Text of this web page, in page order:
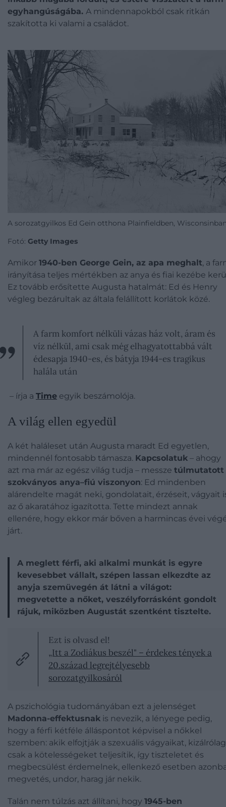
egyhangúságába. A mindennapokból csak ritkán
szakította ki valami a családot.
A sorozatgyilkos Ed Gein otthona Plainfieldben,
Fotó: Getty Images
Amikor 1940-ben George Gein, az apa meghalt, a
irányítása teljes mértékben az anya és fiai kezébe
Ez tovább erősítette Augusta hatalmát: Ed és Henry
végleg bezárultak az általa felállított korlátok közé.
A farm komfort nélküli vázas ház volt, áram és
víz nélkül, ami csak még elhagyatottabbá vált
édesapja 1940-es, és bátyja 1944-es tragikus
halála után
– írja a Time egyik beszámolója.
A világ ellen egyedül
A két haláleset után Augusta maradt Ed egyetlen,
mindennél fontosabb támasza. Kapcsolatuk – ahogy
azt ma már az egész világ tudja – messze túlmutatott
szokványos anya–fiú viszonyon: Ed mindenben
alárendelte magát neki, gondolatait, érzéseit, vágyait
az ő akaratához igazította. Tette mindezt annak
ellenére, hogy ekkor már bőven a harmincas évei
járt.
A meglett férfi, aki alkalmi munkát is egyre
kevesebbet vállalt, szépen lassan elkezdte az
anyja szemüvegén át látni a világot:
megvetette a nőket, veszélyforrásként gondolt
rájuk, miközben Augustát szentként tisztelte.
Ezt is olvasd el!
„Itt a Zodiákus beszél" – érdekes tények a
20.század legrejtélyesebb
sorozatgyilkosáról
A pszichológia tudományában ezt a jelenséget
Madonna-effektusnak is nevezik, a lényege pedig,
hogy a férfi kétféle álláspontot képvisel a nőkkel
szemben: akik elfojtják a szexuális vágyaikat, kizálrólag
csak a kötelességeket teljesítik, így tiszteletet és
megbecsülést érdemelnek, ellenkező esetben
megvetés, undor, harag jár nekik.
Talán nem túlzás azt állítani, hogy 1945-ben